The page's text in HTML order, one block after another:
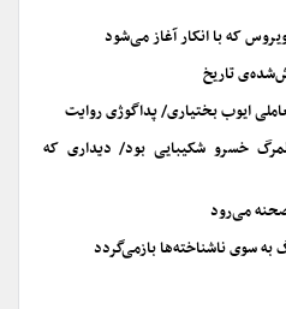
که با انکار آغاز می‌شود
تاریخ
ایوب بختیاری/ پداگوژی روایت
که سالمرگ خسرو شکیبایی بود/ دیداری که
می‌رود
به سوی ناشناخته‌ها بازمی‌گردد